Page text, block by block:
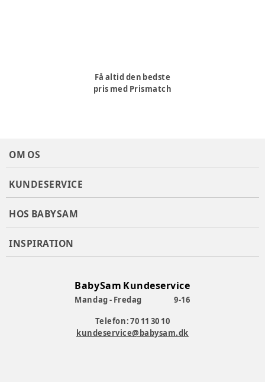
Få altid den bedste
pris med Prismatch
OM OS
KUNDESERVICE
HOS BABYSAM
INSPIRATION
BabySam Kundeservice
Mandag - Fredag
9-16
Telefon: 70 11 30 10
kundeservice@babysam.dk